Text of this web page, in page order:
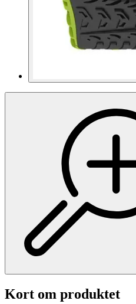
Kort om produktet